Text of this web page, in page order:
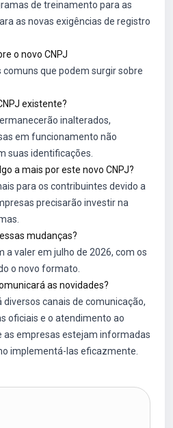
de treinamento para as
as novas exigências de registro
o novo CNPJ
comuns que podem surgir sobre
existente?
inalterados,
em funcionamento não
suas identificações.
a mais por este novo CNPJ?
para os contribuintes devido a
precisarão investir na
mudanças?
a valer em julho de 2026, com os
o novo formato.
as novidades?
canais de comunicação,
oficiais e o atendimento ao
as empresas estejam informadas
implementá-las eficazmente.